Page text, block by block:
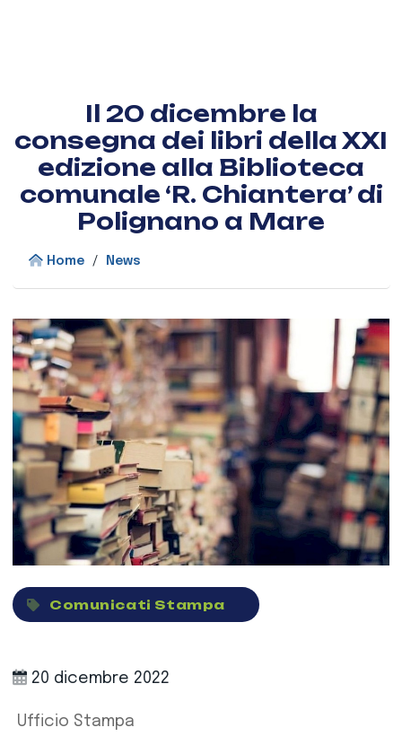
Il 20 dicembre la
consegna dei libri della XXI
edizione alla Biblioteca
comunale ‘R. Chiantera’ di
Polignano a Mare
Home / News
Comunicati Stampa
20 dicembre 2022
Ufficio Stampa